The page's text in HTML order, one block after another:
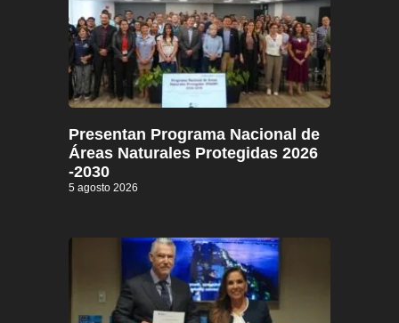
Presentan Programa Nacional de
Áreas Naturales Protegidas 2026
-2030
5 agosto 2026